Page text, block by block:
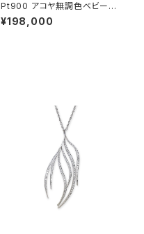
Pt900 アコヤ無調色ベビーパ
ール ピアス
¥198,000